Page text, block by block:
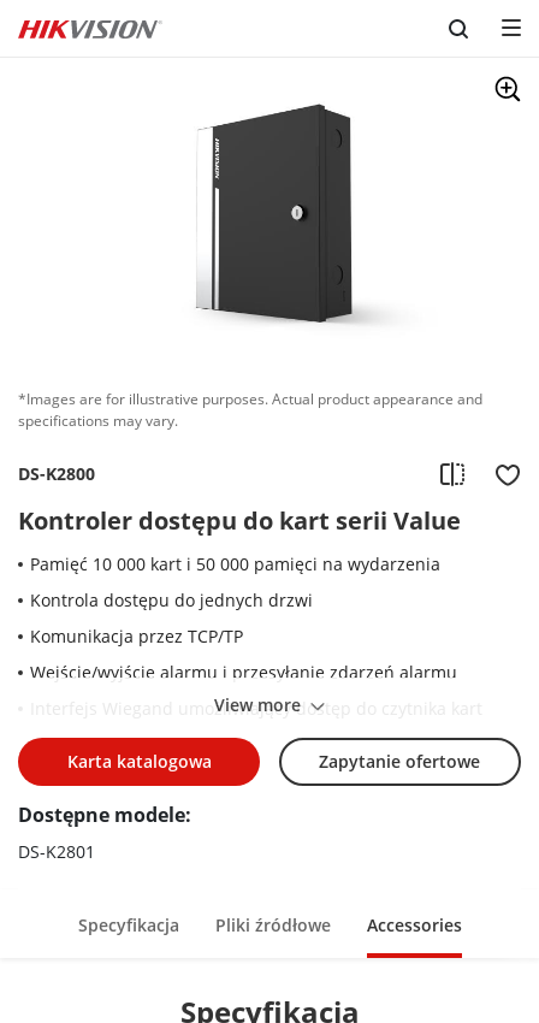
Skip to content
*Images are for illustrative purposes. Actual product appearance and
specifications may vary.
DS-K2800
Kontroler dostępu do kart serii Value
Pamięć 10 000 kart i 50 000 pamięci na wydarzenia
Kontrola dostępu do jednych drzwi
Komunikacja przez TCP/TP
Wejście/wyjście alarmu i przesyłanie zdarzeń alarmu
Interfejs Wiegand umożliwiający dostęp do czytnika kart
View more
Karta katalogowa Zapytanie ofertowe
Dostępne modele:
DS-K2801
Specyfikacja Pliki źródłowe Accessories
Specyfikacja